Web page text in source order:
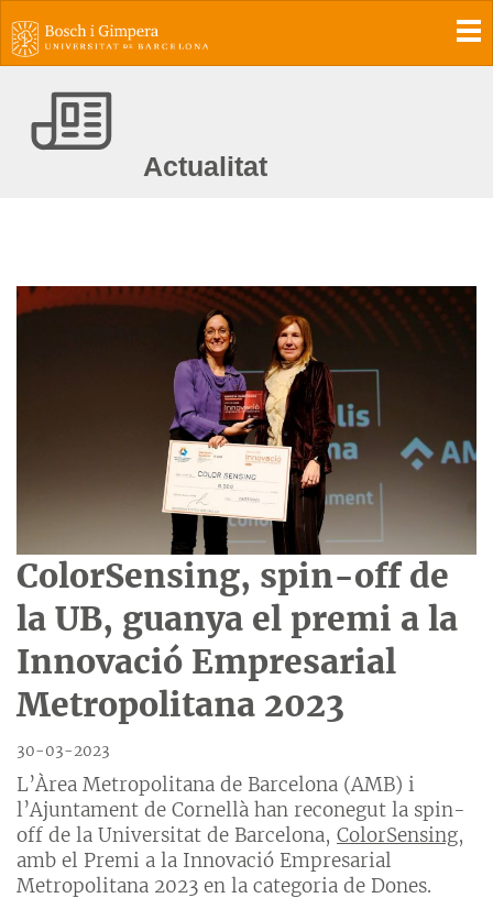
Actualitat
ColorSensing, spin-off de
la UB, guanya el premi a la
Innovació Empresarial
Metropolitana 2023
30-03-2023
L’Àrea Metropolitana de Barcelona (AMB) i
l’Ajuntament de Cornellà han reconegut la spin-
off de la Universitat de Barcelona, ColorSensing,
amb el Premi a la Innovació Empresarial
Metropolitana 2023 en la categoria de Dones.